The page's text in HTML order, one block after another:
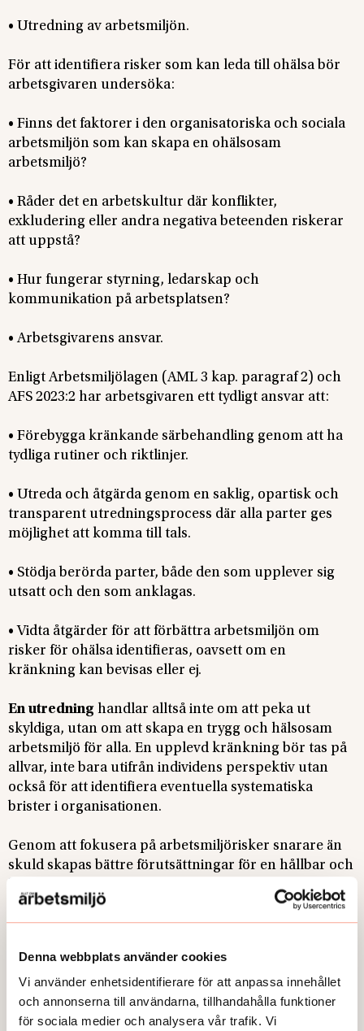
Denna webbplats använder cookies
Vi använder enhetsidentifierare för att anpassa innehållet
och annonserna till användarna, tillhandahålla funktioner
för sociala medier och analysera vår trafik. Vi
• Utredning av arbetsmiljön.
För att identifiera risker som kan leda till ohälsa bör
arbetsgivaren undersöka:
• Finns det faktorer i den organisatoriska och sociala
arbetsmiljön som kan skapa en ohälsosam
arbetsmiljö?
• Råder det en arbetskultur där konflikter,
exkludering eller andra negativa beteenden riskerar
att uppstå?
• Hur fungerar styrning, ledarskap och
kommunikation på arbetsplatsen?
• Arbetsgivarens ansvar.
Enligt Arbetsmiljölagen (AML 3 kap. paragraf 2) och
AFS 2023:2 har arbetsgivaren ett tydligt ansvar att:
• Förebygga kränkande särbehandling genom att ha
tydliga rutiner och riktlinjer.
• Utreda och åtgärda genom en saklig, opartisk och
transparent utredningsprocess där alla parter ges
möjlighet att komma till tals.
• Stödja berörda parter, både den som upplever sig
utsatt och den som anklagas.
• Vidta åtgärder för att förbättra arbetsmiljön om
risker för ohälsa identifieras, oavsett om en
kränkning kan bevisas eller ej.
En utredning handlar alltså inte om att peka ut
skyldiga, utan om att skapa en trygg och hälsosam
arbetsmiljö för alla. En upplevd kränkning bör tas på
allvar, inte bara utifrån individens perspektiv utan
också för att identifiera eventuella systematiska
brister i organisationen.
Genom att fokusera på arbetsmiljörisker snarare än
skuld skapas bättre förutsättningar för en hållbar och
/Marita Bark
Organisationskonsult på Starck & Partner. Stöttar
organisationer med utredningar och kunskap.